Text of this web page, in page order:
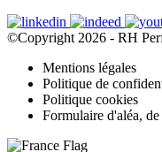
©Copyright 2026 - RH
Mentions légales
Politique de
Politique cookies
Formulaire d'aléa,